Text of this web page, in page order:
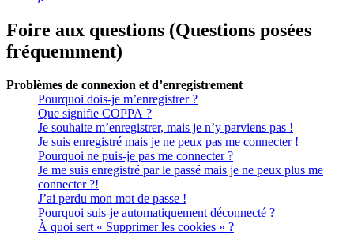
Foire aux questions (Questions posées
fréquemment)
Problèmes de connexion et d’enregistrement
Pourquoi dois-je m’enregistrer ?
Que signifie COPPA ?
Je souhaite m’enregistrer, mais je n’y parviens pas !
Je suis enregistré mais je ne peux pas me connecter !
Pourquoi ne puis-je pas me connecter ?
Je me suis enregistré par le passé mais je ne peux plus me
connecter ?!
J’ai perdu mon mot de passe !
Pourquoi suis-je automatiquement déconnecté ?
À quoi sert « Supprimer les cookies » ?